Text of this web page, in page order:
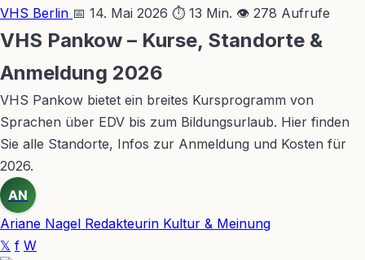
VHS Berlin 📅 14. Mai 2026 ⏱ 13 Min. 👁 278 Aufrufe
VHS Pankow – Kurse, Standorte &
Anmeldung 2026
VHS Pankow bietet ein breites Kursprogramm von
Sprachen über EDV bis zum Bildungsurlaub. Hier finden
Sie alle Standorte, Infos zur Anmeldung und Kosten für
2026.
AN
Ariane Nagel Redakteurin Kultur & Meinung
𝕏 f W